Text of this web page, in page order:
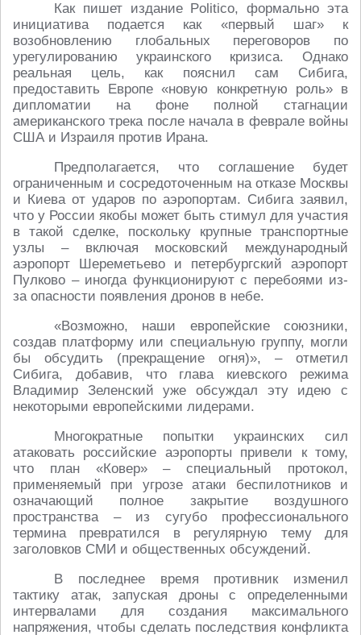
Как пишет издание Politico, формально эта
инициатива подается как «первый шаг» к
возобновлению глобальных переговоров по
урегулированию украинского кризиса. Однако
реальная цель, как пояснил сам Сибига,
предоставить Европе «новую конкретную роль» в
дипломатии на фоне полной стагнации
американского трека после начала в феврале войны
США и Израиля против Ирана.
Предполагается, что соглашение будет
ограниченным и сосредоточенным на отказе Москвы
и Киева от ударов по аэропортам. Сибига заявил,
что у России якобы может быть стимул для участия
в такой сделке, поскольку крупные транспортные
узлы – включая московский международный
аэропорт Шереметьево и петербургский аэропорт
Пулково – иногда функционируют с перебоями из-
за опасности появления дронов в небе.
«Возможно, наши европейские союзники,
создав платформу или специальную группу, могли
бы обсудить (прекращение огня)», – отметил
Сибига, добавив, что глава киевского режима
Владимир Зеленский уже обсуждал эту идею с
некоторыми европейскими лидерами.
Многократные попытки украинских сил
атаковать российские аэропорты привели к тому,
что план «Ковер» – специальный протокол,
применяемый при угрозе атаки беспилотников и
означающий полное закрытие воздушного
пространства – из сугубо профессионального
термина превратился в регулярную тему для
заголовков СМИ и общественных обсуждений.
В последнее время противник изменил
тактику атак, запуская дроны с определенными
интервалами для создания максимального
напряжения, чтобы сделать последствия конфликта